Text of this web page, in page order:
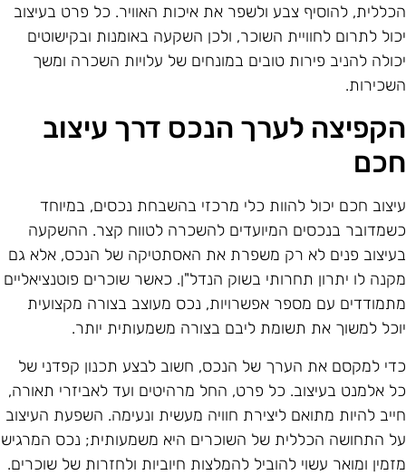
להוסיף צבע ולשפר את איכות האוויר. כל פרט בעיצוב
לתרום לחוויית השוכר, ולכן השקעה באומנות ובקישוטים
להניב פירות טובים במונחים של עלויות השכרה ומשך
לערך הנכס דרך עיצוב
חכם יכול להוות כלי מרכזי בהשבחת נכסים, במיוחד
בנכסים המיועדים להשכרה לטווח קצר. ההשקעה
פנים לא רק משפרת את האסתטיקה של הנכס, אלא גם
לו יתרון תחרותי בשוק הנדל"ן. כאשר שוכרים פוטנציאליים
עם מספר אפשרויות, נכס מעוצב בצורה מקצועית
למשוך את תשומת ליבם בצורה משמעותית יותר.
למקסם את הערך של הנכס, חשוב לבצע תכנון קפדני של
אלמנט בעיצוב. כל פרט, החל מרהיטים ועד לאביזרי תאורה,
להיות מתואם ליצירת חוויה מעשית ונעימה. השפעת העיצוב
התחושה הכללית של השוכרים היא משמעותית; נכס המרגיש
ומואר עשוי להוביל להמלצות חיוביות ולחזרות של שוכרים.